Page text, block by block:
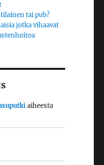
tai pub?
jotka vihaavat
aiheesta